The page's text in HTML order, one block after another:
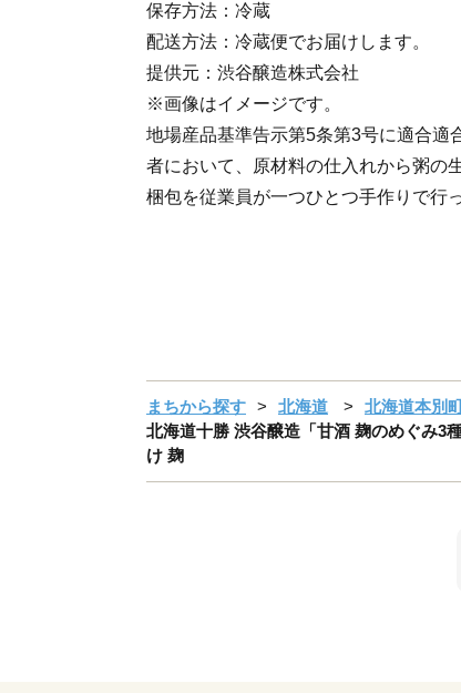
保存方法：冷蔵
配送方法：冷蔵便でお届けします。
提供元：渋谷醸造株式会社
※画像はイメージです。
地場産品基準告示第5条第3号に適合適
者において、原材料の仕入れから粥の
梱包を従業員が一つひとつ手作りで行
まちから探す 北海道 北海道本別
北海道十勝 渋谷醸造「甘酒 麹のめぐみ3
け 麹